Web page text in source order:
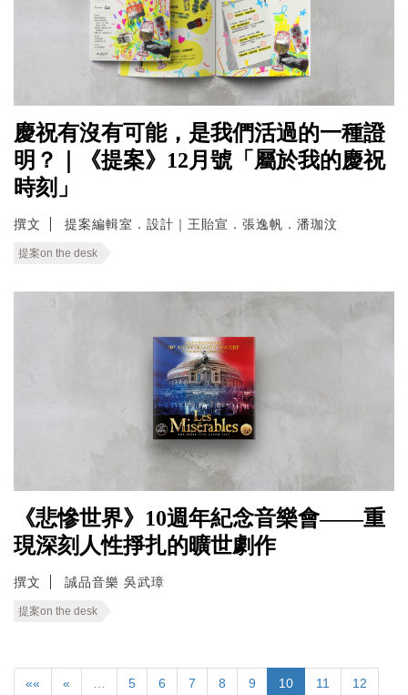
慶祝有沒有可能，是我們活過的一種證
明？｜《提案》12月號「屬於我的慶祝
時刻」
撰文 提案編輯室．設計｜王貽宣．張逸帆．潘珈汶
提案on the desk
《悲慘世界》10週年紀念音樂會——重
現深刻人性掙扎的曠世劇作
撰文 誠品音樂 吳武璋
提案on the desk
«« « 5 6 7 8 9 10 11 12